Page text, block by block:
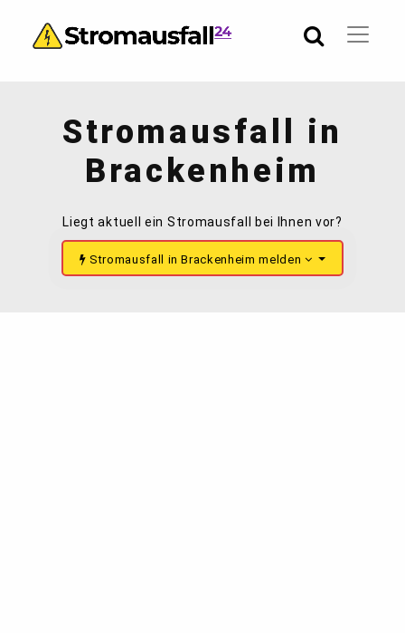
Stromausfall in
Brackenheim
Liegt aktuell ein Stromausfall bei Ihnen vor?
Stromausfall in Brackenheim melden